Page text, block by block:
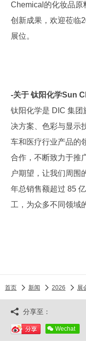
Chemical的化妆品原
创新成果，欢迎莅临
展位。
‐关于 钛阳化学Sun
钛阳化学是 DIC 集
决方案、色彩与显示
车和医疗行业产品的
合作，不断致力于推
户期望，让我们周围
年总销售额超过 85
工，为众多不同领域
首页 新闻 2026 展
分享至：
Wechat